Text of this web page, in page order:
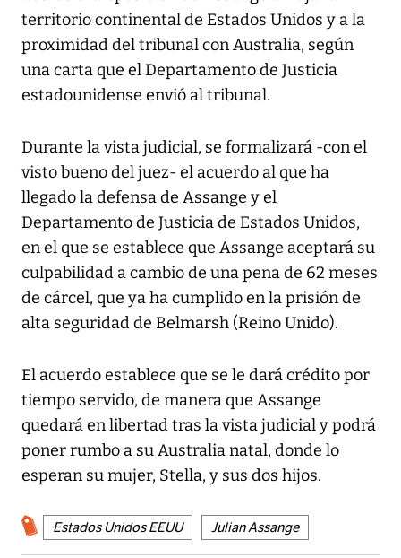
territorio continental de Estados Unidos y a la
proximidad del tribunal con Australia, según
una carta que el Departamento de Justicia
estadounidense envió al tribunal.
Durante la vista judicial, se formalizará -con el
visto bueno del juez- el acuerdo al que ha
llegado la defensa de Assange y el
Departamento de Justicia de Estados Unidos,
en el que se establece que Assange aceptará su
culpabilidad a cambio de una pena de 62 meses
de cárcel, que ya ha cumplido en la prisión de
alta seguridad de Belmarsh (Reino Unido).
El acuerdo establece que se le dará crédito por
tiempo servido, de manera que Assange
quedará en libertad tras la vista judicial y podrá
poner rumbo a su Australia natal, donde lo
esperan su mujer, Stella, y sus dos hijos.
Estados Unidos EEUU Julian Assange